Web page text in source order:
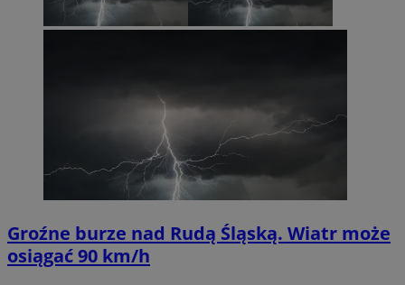
Groźne burze nad Rudą Śląską. Wiatr może
osiągać 90 km/h